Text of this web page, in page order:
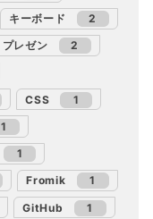
キーボード 2
プレゼン 2
CSS 1
1
1
Fromik 1
GitHub 1